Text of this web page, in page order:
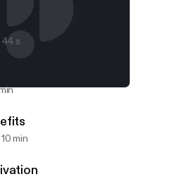
2020 Preview
s02 Preview: The
44 s
2020 Preview
10 min